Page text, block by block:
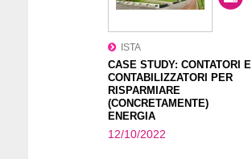
ISTA
CASE STUDY: CONTATORI E
CONTABILIZZATORI PER
RISPARMIARE
(CONCRETAMENTE)
ENERGIA
12/10/2022